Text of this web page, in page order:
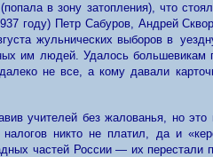
в зону затопления), что
году) Петр Сабуров, Андрей
жульнических выборов в
им людей. Удалось
не все, а кому давали
учителей без жалованья, но
никто не платил, да и
частей России — их